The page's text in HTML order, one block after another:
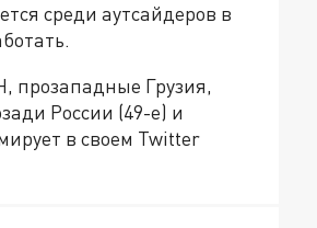
среди аутсайдеров в
прозападные Грузия,
России (49-е) и
в своем Twitter